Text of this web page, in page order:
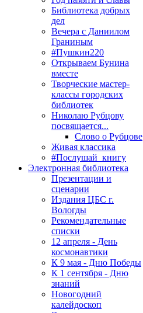
Библиотека добрых
дел
Вечера с Даниилом
Граниным
#Пушкин220
Открываем Бунина
вместе
Творческие мастер-
классы городских
библиотек
Николаю Рубцову
посвящается...
Слово о Рубцове
Живая классика
#Послушай_книгу
Электронная библиотека
Презентации и
сценарии
Издания ЦБС г.
Вологды
Рекомендательные
списки
12 апреля - День
космонавтики
К 9 мая - Дню Победы
К 1 сентября - Дню
знаний
Новогодний
калейдоскоп